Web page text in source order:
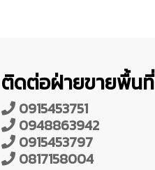
ติดต่อฝ่ายขายพื้นที่
0915453751
0948863942
0915453797
0817158004